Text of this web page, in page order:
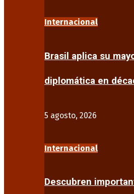
Internacional
Brasil aplica su
diplomática en
5 agosto, 2026
Internacional
Descubren